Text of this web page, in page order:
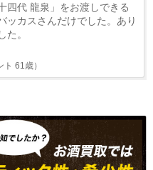
四代 龍泉」をお渡しできる
ッカスさんだけでした。あり
た。
ト 61歳）